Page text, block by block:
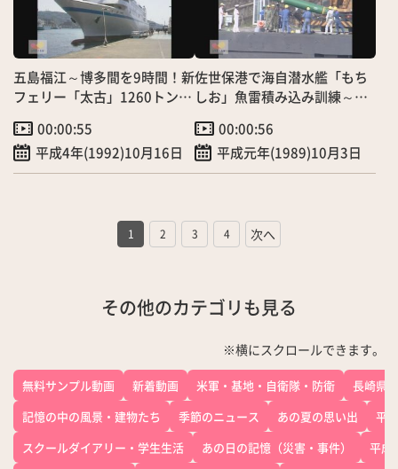
五島福江～博多間を9時間！新
フェリー「太古」1260トン就
00:00:55
平成4年(1992)10月16日
佐世保港で海自潜水艦「もち
しお」魚雷積み込み訓練～日
00:00:56
平成元年(1989)10月3日
1 2 3 4
その他のカテゴリも見る
※横にスクロールできます。
無料サンプル動画 新着動画 米軍・基地・自衛隊・防衛
長崎県
記憶の中の風景・建物たち
季節のニュース あの夏の思い出
平
スクールダイアリー・学生生活
あの日の記憶（災害・事件）
平成